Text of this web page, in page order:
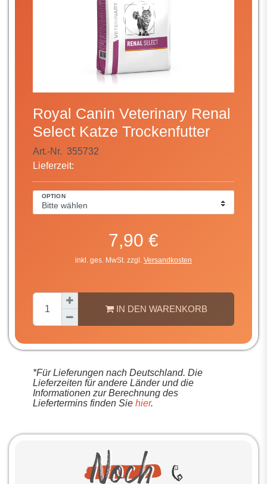
Royal Canin Veterinary Renal
Select Katze Trockenfutter
Art.-Nr. 355732
Lieferzeit:
OPTION
7,90 €
inkl. ges. MwSt. zzgl. Versandkosten
IN DEN WARENKORB
*Für Lieferungen nach Deutschland. Die
Lieferzeiten für andere Länder und die
Informationen zur Berechnung des
Liefertermins finden Sie hier.